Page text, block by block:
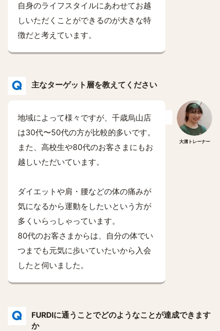
自身のライフスタイルにあわせてお越
しいただくことができるのが大きな特
徴だと考えています。
主なターゲット層を教えてください
大溝トレーナー
地域によって様々ですが、千歳烏山店
は30代〜50代の方が比較的多いです。
また、高校生や80代のお客さまにもお
越しいただいています。
ダイエットや肩・腰などの体の痛みが
気になるから運動をしたいという方が
多くいらっしゃっています。
80代のお客さまからは、自分の体でい
つまでも元気に歩いていたいから入会
したと伺いました。
FURDIに通うことでどのようなことが達成できます
か